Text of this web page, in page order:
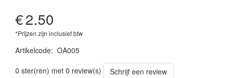
€2.50
*Prijzen zijn inclusief btw
Artikelcode: OA005
0 ster(ren) met 0 review(s)
Schrijf een review